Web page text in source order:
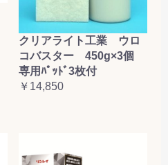
クリアライト工業 ウロ
コバスター 450g×3個
専用ﾊﾟｯﾄﾞ3枚付
￥14,850